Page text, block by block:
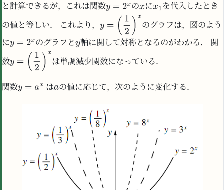
と計算できるが，これは関数 の に を代入したとき
の値と等しい． これより， のグラフは，図のよう
に のグラフと 軸に関して対称となるのがわかる． 関
数 は単調減少関数になっている．
関数 は の値に応じて，次のように変化する．